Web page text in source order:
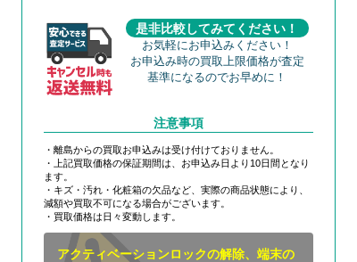
是非比較してみてください！
お気軽にお申込みください！
お申込み時の買取上限価格が査定
基準になるのでお早めに！
注意事項
・離島からの買取お申込みは受け付けておりません。
・上記買取価格の保証期間は、お申込み日より10日間となり
ます。
・キズ・汚れ・化粧箱の欠品など、実際の商品状態により、
減額や買取不可になる場合がございます。
・買取価格は日々変動します。
アクティベーションロックの解除、端末の